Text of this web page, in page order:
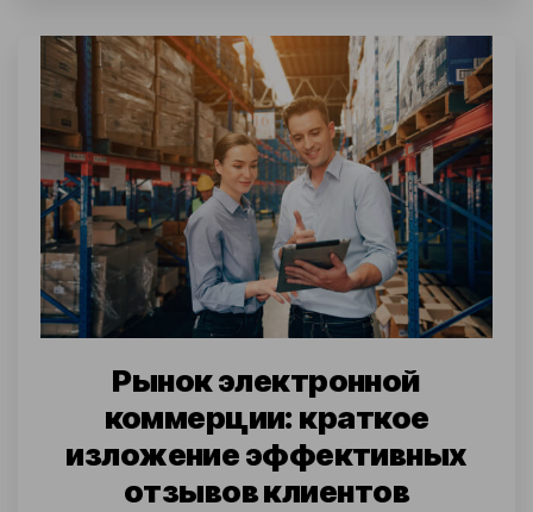
Рынок электронной
коммерции: краткое
изложение эффективных
отзывов клиентов